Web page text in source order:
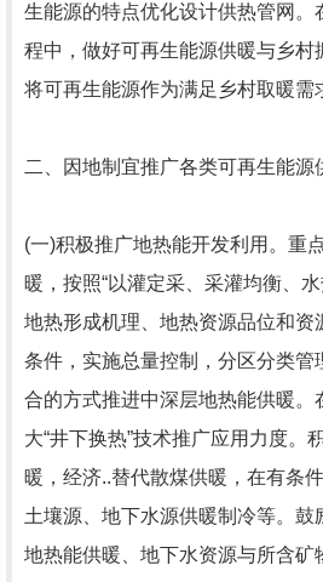
生能源的特点优化设计供热管网。
程中，做好可再生能源供暖与乡村
将可再生能源作为满足乡村取暖需
二、因地制宜推广各类可再生能源
(一)积极推广地热能开发利用。重
暖，按照“以灌定采、采灌均衡、
地热形成机理、地热资源品位和资
条件，实施总量控制，分区分类管
合的方式推进中深层地热能供暖。
大“井下换热”技术推广应用力度。
暖，经济..替代散煤供暖，在有条
土壤源、地下水源供暖制冷等。鼓
地热能供暖、地下水资源与所含矿